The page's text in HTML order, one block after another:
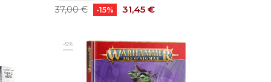
Precio
37,00 € -15% Precio
31,45 €
-5%